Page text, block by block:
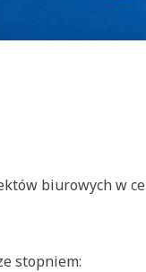
biurowych w
stopniem: